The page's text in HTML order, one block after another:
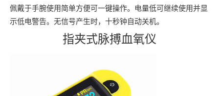
佩戴于手腕使用简单方便可一键操作。电量低可继续使用并显
示低电警告。无信号产生时，十秒钟自动关机。
指夹式脉搏血氧仪